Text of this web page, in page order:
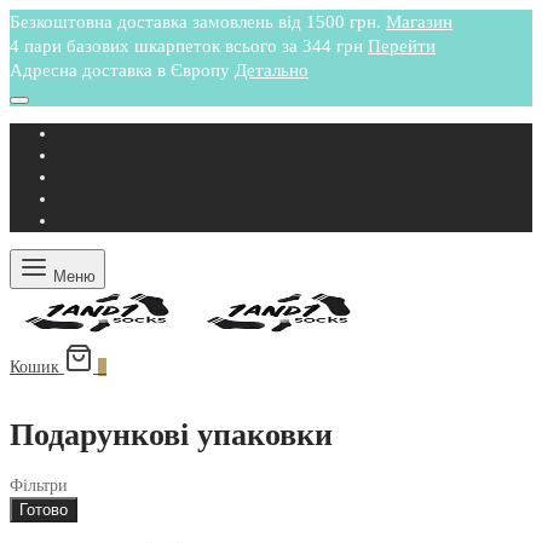
Безкоштовна доставка замовлень від 1500 грн. Магазин
4 пари базових шкарпеток всього за 344 грн Перейти
Адресна доставка в Європу Детально
Меню
Кошик
Подарункові упаковки
Фільтри
Готово